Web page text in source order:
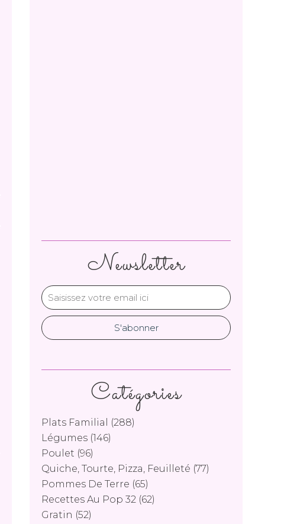
Newsletter
Catégories
Plats Familial
(288)
Légumes (146)
Poulet (96)
Quiche, Tourte, Pizza, Feuilleté (77)
Pommes De Terre (65)
Recettes Au Pop 32 (62)
Gratin (52)